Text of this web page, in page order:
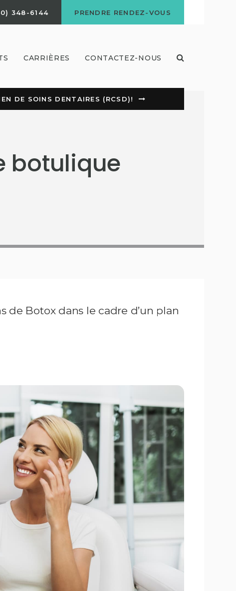
348-6144 PRENDRE RENDEZ-VOUS
CARRIÈRES CONTACTEZ-NOUS
DE SOINS DENTAIRES (RCSD)!
botulique
de Botox dans le cadre d’un plan